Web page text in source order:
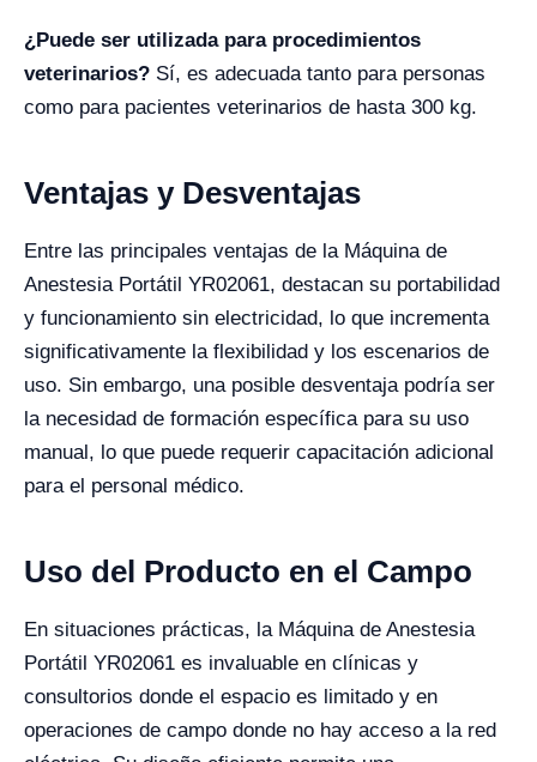
¿Puede ser utilizada para procedimientos
veterinarios? Sí, es adecuada tanto para personas
como para pacientes veterinarios de hasta 300 kg.
Ventajas y Desventajas
Entre las principales ventajas de la Máquina de
Anestesia Portátil YR02061, destacan su portabilidad
y funcionamiento sin electricidad, lo que incrementa
significativamente la flexibilidad y los escenarios de
uso. Sin embargo, una posible desventaja podría ser
la necesidad de formación específica para su uso
manual, lo que puede requerir capacitación adicional
para el personal médico.
Uso del Producto en el Campo
En situaciones prácticas, la Máquina de Anestesia
Portátil YR02061 es invaluable en clínicas y
consultorios donde el espacio es limitado y en
operaciones de campo donde no hay acceso a la red